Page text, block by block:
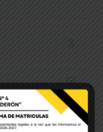
website in this browser